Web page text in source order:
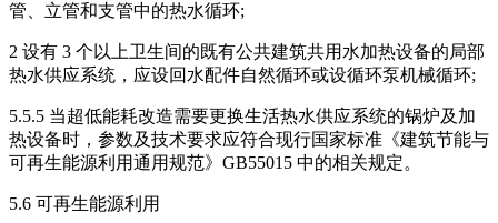
管、立管和支管中的热水循环;
2 设有 3 个以上卫生间的既有公共建筑共用水加热设备的局部
热水供应系统，应设回水配件自然循环或设循环泵机械循环;
5.5.5 当超低能耗改造需要更换生活热水供应系统的锅炉及加
热设备时，参数及技术要求应符合现行国家标准《建筑节能与
可再生能源利用通用规范》GB55015 中的相关规定。
5.6 可再生能源利用